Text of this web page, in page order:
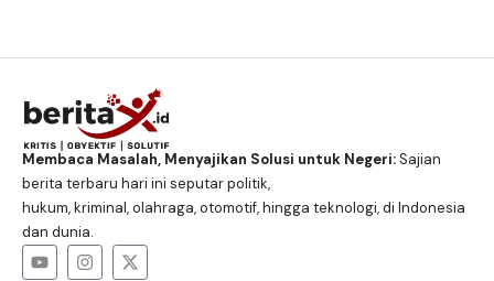
Membaca Masalah, Menyajikan Solusi untuk Negeri:Sajian
berita terbaru hari ini seputar politik,
hukum, kriminal, olahraga, otomotif, hingga teknologi, di Indonesia
dan dunia.